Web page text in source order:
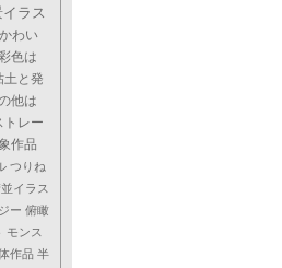
イラス
かわい
色は
土と発
他は
トレー
作品
つりね
イラス
ー 俯瞰
モンス
作品 半